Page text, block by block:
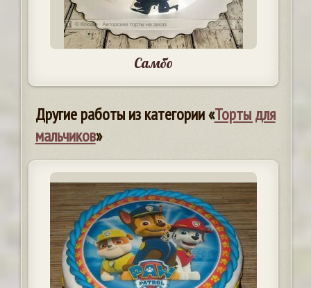
Самбо
Другие работы из категории «Торты для
мальчиков»